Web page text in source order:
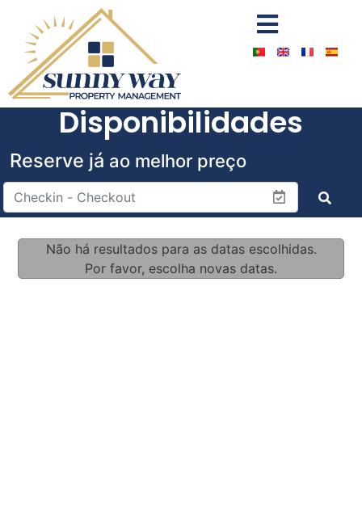
Disponibilidades
Reserve já ao melhor preço
Não há resultados para as datas escolhidas.
Por favor, escolha novas datas.